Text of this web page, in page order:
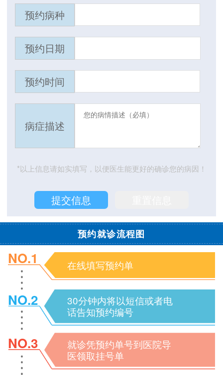
预约病种
预约日期
预约时间
病症描述
*以上信息请如实填写，以便医生能更好的确诊您的病因！
预约就诊流程图
NO.1 在线填写预约单
NO.2
30分钟内将以短信或者电
话告知预约编号
NO.3
就诊凭预约单号到医院导
医领取挂号单